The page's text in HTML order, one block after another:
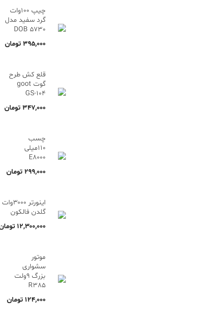
چیپ 100وات
گرد سفید مدل
5730 DOB
۳۹۵,۰۰۰ تومان
قلع کش طرح
گوت goot
GS-104
۳۴۷,۰۰۰ تومان
چسب
110میلی
E8000
۲۹۹,۰۰۰ تومان
اینورتر ۳۰۰۰وات
گلدن فالکون
۱۲,۳۰۰,۰۰۰
موتور
سشواری
بزرگ 9ولت
R385
۱۲۴,۰۰۰ تومان